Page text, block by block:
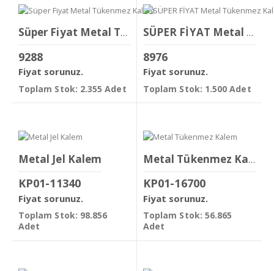
Süper Fiyat Metal Tükenmez Kalem
9288
Fiyat sorunuz.
Toplam Stok: 2.355 Adet
SÜPER FİYAT Metal Tükenmez Kalem
8976
Fiyat sorunuz.
Toplam Stok: 1.500 Adet
Metal Jel Kalem
KP01-11340
Fiyat sorunuz.
Toplam Stok: 98.856
Adet
Metal Tükenmez Kalem
KP01-16700
Fiyat sorunuz.
Toplam Stok: 56.865
Adet